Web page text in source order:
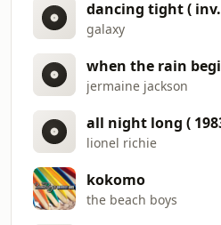
galaxy
jermaine jackson
all night long (
lionel richie
kokomo
the beach boys